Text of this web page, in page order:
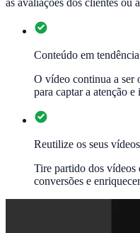
Conteúdo em tendência
O vídeo continua a ser
para captar a atenção
Reutilize os seus vídeos
Tire partido dos vídeos
conversões e